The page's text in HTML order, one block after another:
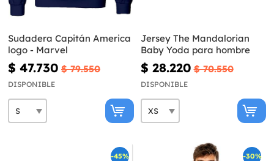
Sudadera Capitán America
logo - Marvel
$ 47.730 $ 79.550
DISPONIBLE
Jersey The Mandalorian
Baby Yoda para hombre
$ 28.220 $ 70.550
DISPONIBLE
-45% -30%